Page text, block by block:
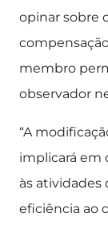
opinar sobre
membro
observador
“A
implicará em
às atividades
eficiência ao